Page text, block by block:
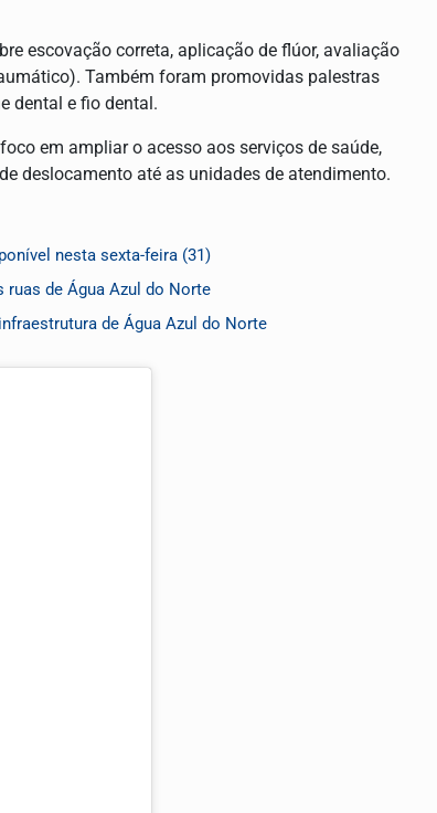
escovação correta, aplicação de flúor, avaliação
Também foram promovidas palestras
dental e fio dental.
em ampliar o acesso aos serviços de saúde,
deslocamento até as unidades de atendimento.
nesta sexta-feira (31)
de Água Azul do Norte
de Água Azul do Norte